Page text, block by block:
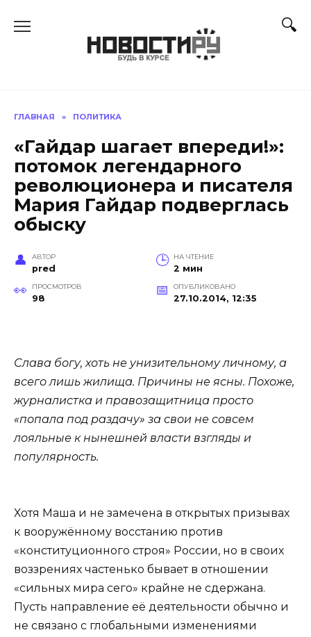
ГЛАВНАЯ » ПОЛИТИКА
«Гайдар шагает впереди!»:
потомок легендарного
революционера и писателя
Мария Гайдар подверглась
обыску
АВТОР
pred
НА ЧТЕНИЕ
2 мин
ПРОСМОТРОВ
98
ОПУБЛИКОВАНО
27.10.2014, 12:35
Слава богу, хоть не унизительному личному, а
всего лишь жилища. Причины не ясны. Похоже,
журналистка и правозащитница просто
«попала под раздачу» за свои не совсем
лояльные к нынешней власти взгляды и
популярность.
Хотя Маша и не замечена в открытых призывах
к вооружённому восстанию против
«конституционного строя» России, но в своих
воззрениях частенько бывает в отношении
«сильных мира сего» крайне не сдержана.
Пусть направление её деятельности обычно и
не связано с глобальными изменениями